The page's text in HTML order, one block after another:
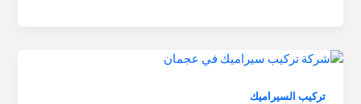
تركيب السيراميك